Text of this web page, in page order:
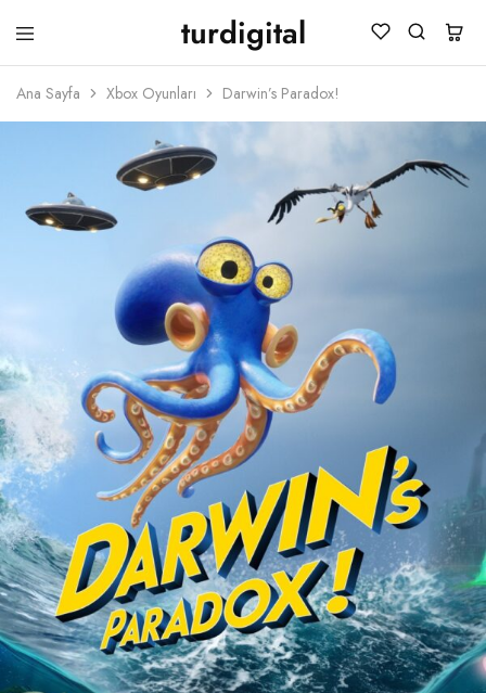
turdigital
TURDIGITAL
Dijital
Kartları
Kartları
&
Üyelik
Paketleri
Ana Sayfa Xbox Oyunları Darwin’s Paradox!